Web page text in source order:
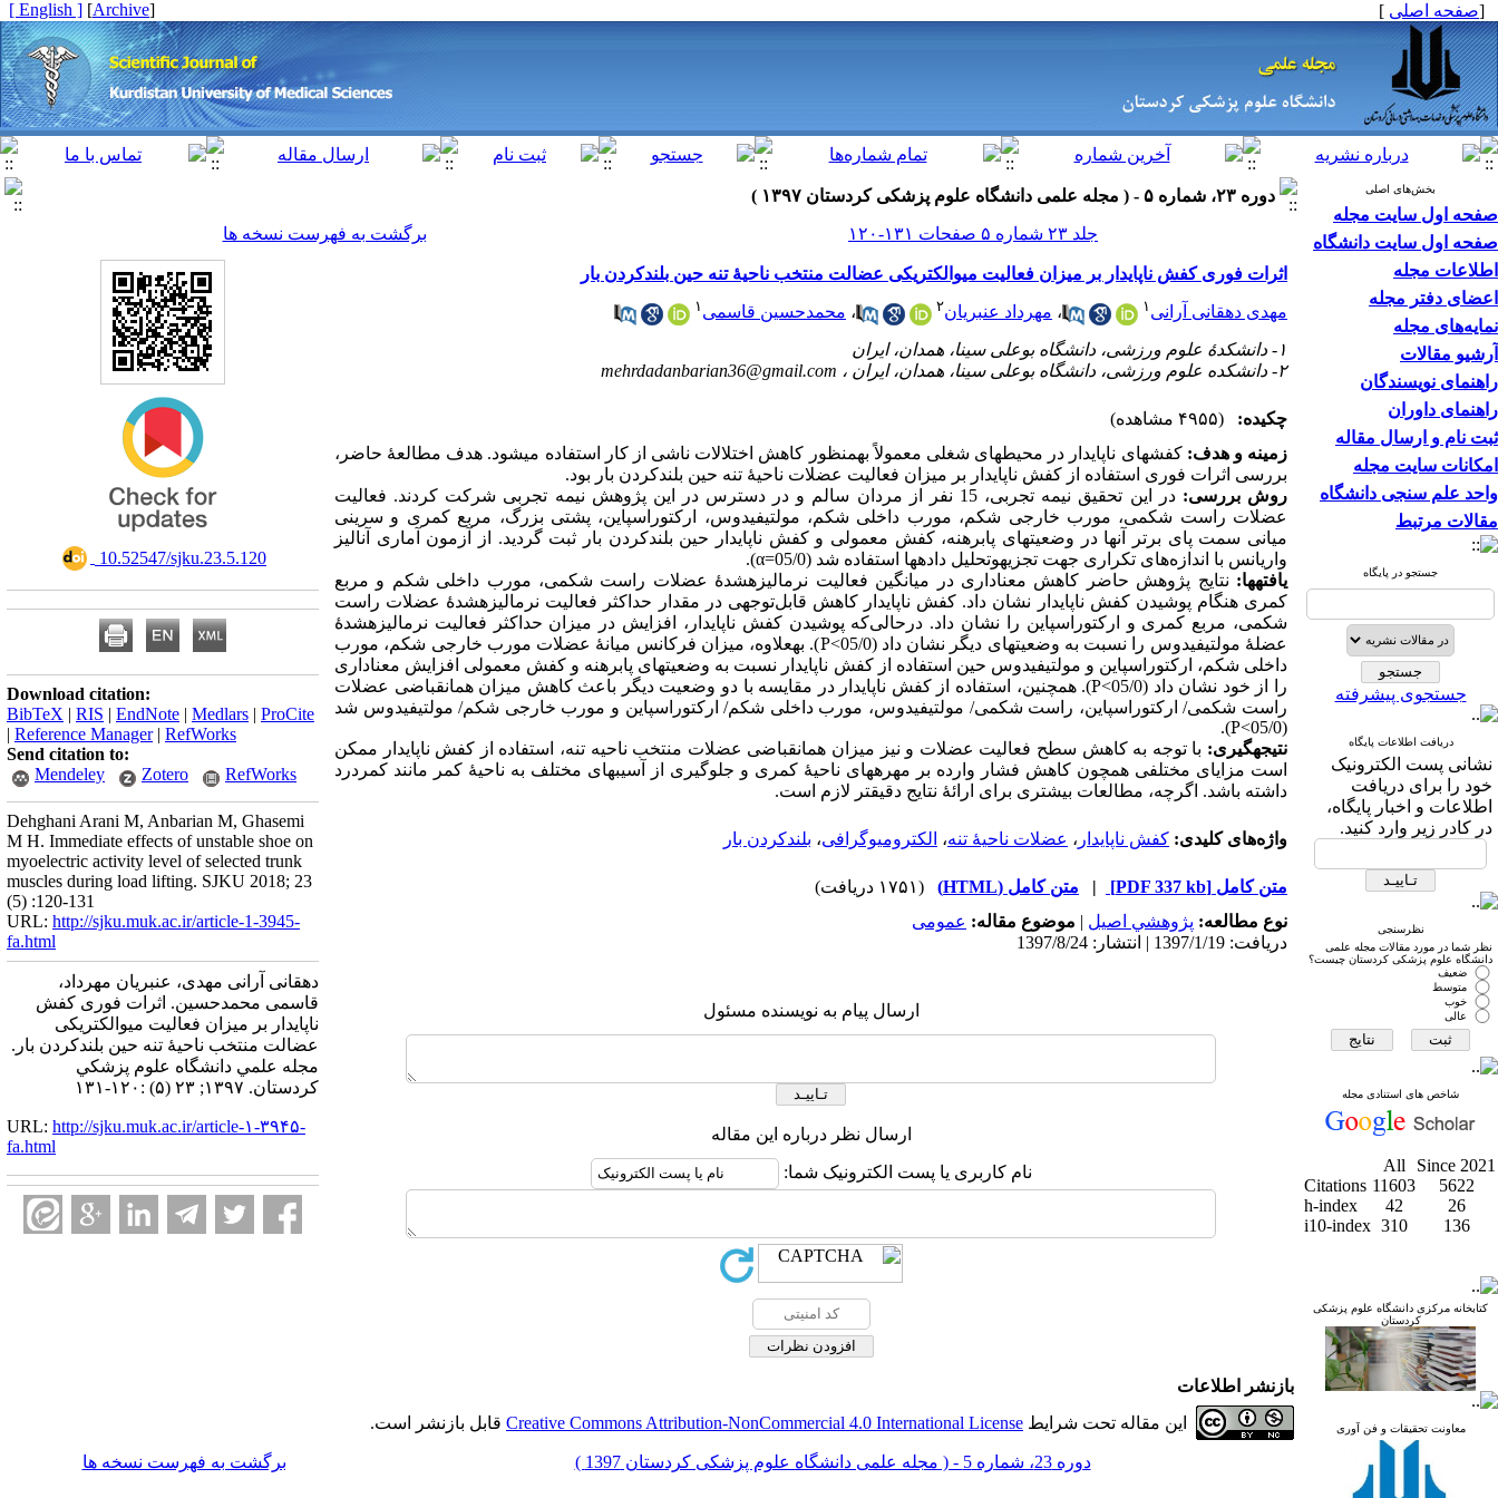
[صفحه اصلی ]
[
Archive
]
[ English ]
بخش‌های اصلی
صفحه اول سایت مجله
صفحه اول سایت دانشگاه
اطلاعات مجله
اعضای دفتر مجله
نمایه‌های مجله
آرشیو مقالات
راهنمای نویسندگان
راهنمای داوران
ثبت نام و ارسال مقاله
امکانات سایت مجله
واحد علم سنجی دانشگاه
مقالات مرتبط
جستجو در پایگاه
جستجوی پیشرفته
دریافت اطلاعات پایگاه
نشانی پست الکترونیک
خود را برای دریافت
اطلاعات و اخبار پایگاه،
در کادر زیر وارد کنید.
نظرسنجی
نظر شما در مورد مقالات مجله علمی
دانشگاه علوم پزشکی کردستان چیست؟
ضعیف
متوسط
خوب
عالی
شاخص های استنادی مجله
All
Since 2021
Citations 11603
5622
h-index
42
26
i10-index 310 136
کتابخانه مرکزی دانشگاه علوم پزشکی
کردستان
معاونت تحقیقات و فن آوری
دوره ۲۳، شماره ۵ - ( مجله علمی دانشگاه علوم پزشکی کردستان ۱۳۹۷ )
جلد ۲۳ شماره ۵ صفحات ۱۳۱-۱۲۰
برگشت به فهرست نسخه ها
اثرات فوری کفش ناپایدار بر میزان فعالیت میوالکتریکی عضالت منتخب ناحیۀ تنه حین بلندکردن بار
مهدی دهقانی آرانی ۱ ، مهرداد عنبریان۲ ، محمدحسین قاسمی ۱
۱- دانشکدۀ علوم ورزشی، دانشگاه بوعلی سینا، همدان، ایران
۲- دانشکده علوم ورزشی، دانشگاه بوعلی سینا، همدان، ایران ،
mehrdadanbarian36@gmail.com
چکیده:
(۴۹۵۵ مشاهده)
زمینه و هدف: کفش­های ناپایدار در محیط­های شغلی معمولاً به­منظور کاهش اختلالات ناشی از کار استفاده می­شود. هدف مطالعۀ حاضر،
بررسی اثرات فوری استفاده از کفش ناپایدار بر میزان فعالیت عضلات ناحیۀ تنه حین بلندکردن بار بود.
روش بررسی:
در این تحقیق نیمه تجربی، 15 نفر از مردان سالم و در دسترس در این پژوهش نیمه تجربی شرکت کردند. فعالیت
عضلات راست شکمی، مورب خارجی شکم، مورب داخلی شکم، مولتی­فیدوس، ارکتوراسپاین، پشتی بزرگ، مربع کمری و سرینی
میانی سمت پای برتر آن­ها در وضعیت­های پابرهنه، کفش معمولی و کفش ناپایدار حین بلندکردن بار ثبت گردید. از آزمون آماری آنالیز
واریانس با اندازه‌های تکراری جهت تجزیه­و­تحلیل داده­ها استفاده شد (05/0=
α
).
یافته­ها: نتایج پژوهش حاضر کاهش معناداری در میانگین فعالیت نرمالیزه­شدۀ عضلات راست شکمی، مورب داخلی شکم و مربع
کمری هنگام پوشیدن کفش ناپایدار نشان داد. کفش ناپایدار کاهش قابل‌توجهی در مقدار حداکثر فعالیت نرمالیزه­شدۀ عضلات راست
شکمی، مربع کمری و ارکتوراسپاین را نشان داد. درحالی‌که پوشیدن کفش ناپایدار، افزایش در میزان حداکثر فعالیت نرمالیزه­شدۀ
عضلۀ مولتی­فیدوس را نسبت به وضعیت­های دیگر نشان داد (05/0>
P). به­علاوه، میزان فرکانس میانۀ عضلات مورب خارجی شکم، مورب
داخلی شکم، ارکتوراسپاین و مولتی­فیدوس حین استفاده از کفش ناپایدار نسبت به وضعیت­های پابرهنه و کفش معمولی افزایش معناداری
را از خود نشان داد (05/0>
P). همچنین، استفاده از کفش ناپایدار در مقایسه با دو وضعیت دیگر باعث کاهش میزان هم­انقباضی عضلات
راست شکمی/ ارکتوراسپاین، راست شکمی/ مولتی­فیدوس، مورب داخلی شکم/ ارکتوراسپاین و مورب خارجی شکم/ مولتی­فیدوس شد
(05/0>
P
).
نتیجه­گیری: با توجه به کاهش سطح فعالیت عضلات و نیز میزان هم­انقباضی عضلات منتخب ناحیه تنه، استفاده از کفش ناپایدار ممکن
است مزایای مختلفی همچون کاهش فشار وارده بر مهره­های ناحیۀ کمری و جلوگیری از آسیب­های مختلف به ناحیۀ کمر مانند کمردرد
داشته باشد. اگرچه، مطالعات بیشتری برای ارائۀ نتایج دقیق­تر لازم است.
واژه‌های کلیدی: کفش ناپایدار ، عضلات ناحیۀ تنه، الکترومیوگرافی، بلندکردن بار
متن کامل [PDF 337 kb]
| متن کامل (HTML)
(۱۷۵۱ دریافت)
نوع مطالعه: پژوهشي اصیل | موضوع مقاله: عمومى
دریافت: 1397/1/19 | انتشار: 1397/8/24
ارسال پیام به نویسنده مسئول
ارسال نظر درباره این مقاله
نام کاربری یا پست الکترونیک شما:
‎ 10.52547/sjku.23.5.120
Download citation:
BibTeX | RIS | EndNote | Medlars | ProCite
| Reference Manager| RefWorks
Send citation to:
Mendeley
Zotero RefWorks
Dehghani Arani M, Anbarian M, Ghasemi
M H. Immediate effects of unstable shoe on
myoelectric activity level of selected trunk
muscles during load lifting. SJKU 2018; 23
(5) :120-131
URL: http://sjku.muk.ac.ir/article-1-3945-
fa.html
دهقانی آرانی مهدی، عنبریان مهرداد،
قاسمی محمدحسین. اثرات فوری کفش
ناپایدار بر میزان فعالیت میوالکتریکی
عضالت منتخب ناحیۀ تنه حین بلندکردن بار.
مجله علمي دانشگاه علوم پزشكي
كردستان. ۱۳۹۷; ۲۳ (۵) :۱۲۰-۱۳۱
URL: http://sjku.muk.ac.ir/article-۱-۳۹۴۵-
fa.html
بازنشر اطلاعات
این مقاله تحت شرایط Creative Commons Attribution-NonCommercial 4.0 International License قابل بازنشر است.
دوره 23، شماره 5 - ( مجله علمی دانشگاه علوم پزشکی کردستان 1397 ) برگشت به فهرست نسخه ها